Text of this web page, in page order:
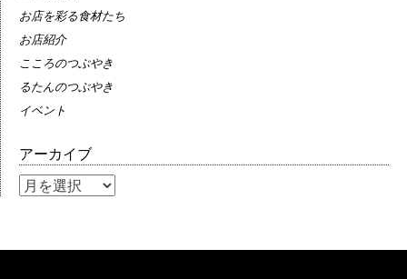
お店を彩る食材たち
お店紹介
こころのつぶやき
るたんのつぶやき
イベント
アーカイブ
ア
イ